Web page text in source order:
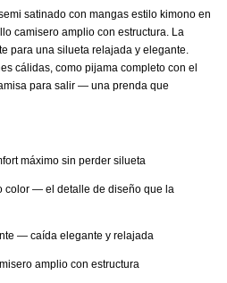
satinado con mangas estilo kimono en
camisero amplio con estructura. La
para una silueta relajada y elegante.
cálidas, como pijama completo con el
para salir — una prenda que
máximo sin perder silueta
color — el detalle de diseño que la
— caída elegante y relajada
amplio con estructura